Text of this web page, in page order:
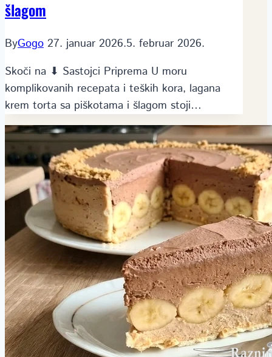
šlagom
ByGogo 27. januar 2026.5. februar 2026.
Skoči na ⬇ Sastojci Priprema U moru
komplikovanih recepata i teških kora, lagana
krem torta sa piškotama i šlagom stoji…